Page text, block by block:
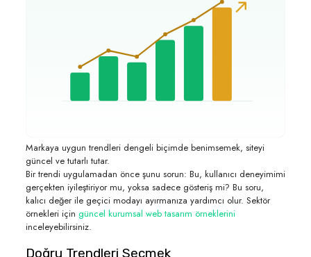
Markaya uygun trendleri dengeli biçimde benimsemek, siteyi
güncel ve tutarlı tutar.
Bir trendi uygulamadan önce şunu sorun: Bu, kullanıcı deneyimimi
gerçekten iyileştiriyor mu, yoksa sadece gösteriş mi? Bu soru,
kalıcı değer ile geçici modayı ayırmanıza yardımcı olur. Sektör
örnekleri için güncel kurumsal web tasarım örneklerini
inceleyebilirsiniz.
Doğru Trendleri Seçmek